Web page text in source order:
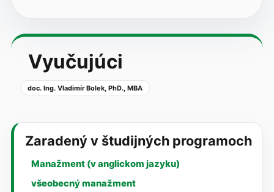
Vyučujúci
doc. Ing. Vladimír Bolek, PhD., MBA
Zaradený v študijných programoch
Manažment (v anglickom jazyku)
všeobecný manažment